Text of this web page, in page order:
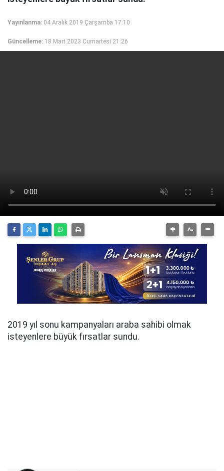
Yayınlanma: 04 Aralık 2019 Çarşamba 17:10
Güncelleme: 18 Mart 2023 Cumartesi 21:26
2019 yıl sonu kampanyaları araba sahibi olmak
isteyenlere büyük fırsatlar sundu.